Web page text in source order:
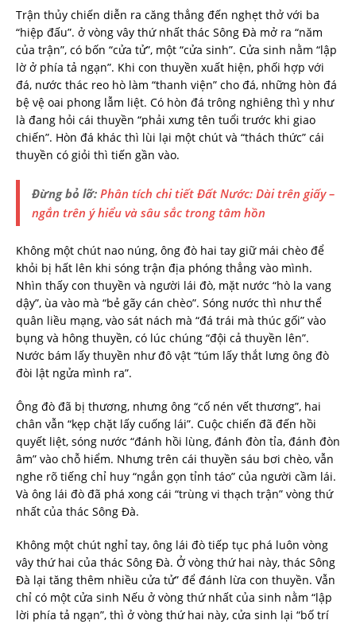
Trận thủy chiến diễn ra căng thẳng đến nghẹt thở với ba
“hiệp đấu”. ở vòng vây thứ nhất thác Sông Đà mở ra “năm
của trận”, có bốn “cửa tử”, một “cửa sinh”. Cửa sinh nằm “lập
lờ ở phía tả ngạn”. Khi con thuyền xuất hiện, phối hợp với
đá, nước thác reo hò làm “thanh viện” cho đá, những hòn đá
bệ vệ oai phong lẫm liệt. Có hòn đá trông nghiêng thì y như
là đang hỏi cái thuyền “phải xưng tên tuổi trước khi giao
chiến”. Hòn đá khác thì lùi lại một chút và “thách thức” cái
thuyền có giỏi thì tiến gần vào.
Đừng bỏ lỡ: Phân tích chi tiết Đất Nước: Dài trên giấy –
ngắn trên ý hiểu và sâu sắc trong tâm hồn
Không một chút nao núng, ông đò hai tay giữ mái chèo để
khỏi bị hất lên khi sóng trận địa phóng thẳng vào mình.
Nhìn thấy con thuyền và người lái đò, mặt nước “hò la vang
dậy”, ùa vào mà “bẻ gãy cán chèo”. Sóng nước thì như thể
quân liều mạng, vào sát nách mà “đá trái mà thúc gối” vào
bụng và hông thuyền, có lúc chúng “đội cả thuyền lên”.
Nước bám lấy thuyền như đô vật “túm lấy thắt lưng ông đò
đòi lật ngửa mình ra”.
Ông đò đã bị thương, nhưng ông “cố nén vết thương”, hai
chân vẫn “kẹp chặt lấy cuống lái”. Cuộc chiến đã đến hồi
quyết liệt, sóng nước “đánh hồi lùng, đánh đòn tỉa, đánh đòn
âm” vào chỗ hiểm. Nhưng trên cái thuyền sáu bơi chèo, vẫn
nghe rõ tiếng chỉ huy “ngắn gọn tỉnh táo” của người cầm lái.
Và ông lái đò đã phá xong cái “trùng vi thạch trận” vòng thứ
nhất của thác Sông Đà.
Không một chút nghỉ tay, ông lái đò tiếp tục phá luôn vòng
vây thứ hai của thác Sông Đà. Ở vòng thứ hai này, thác Sông
Đà lại tăng thêm nhiều cửa tử” để đánh lừa con thuyền. Vẫn
chỉ có một cửa sinh Nếu ở vòng thứ nhất của sinh nằm “lập
lời phía tả ngạn”, thì ở vòng thứ hai này, cửa sinh lại “bố trí